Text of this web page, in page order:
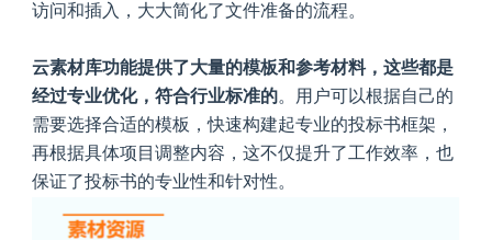
访问和插入，大大简化了文件准备的流程。
云素材库功能提供了大量的模板和参考材料，这些都是
经过专业优化，符合行业标准的。用户可以根据自己的
需要选择合适的模板，快速构建起专业的投标书框架，
再根据具体项目调整内容，这不仅提升了工作效率，也
保证了投标书的专业性和针对性。